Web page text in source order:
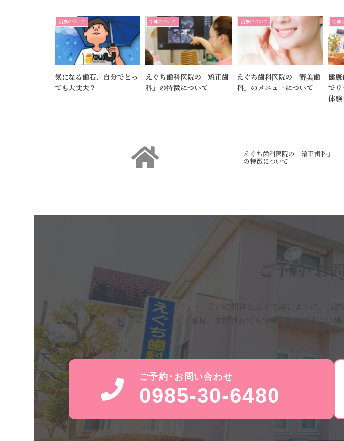
治療について
気になる歯石、自分でとっ
ても大丈夫？
治療について
えぐち歯科医院の「矯正歯
科」の特徴について
治療について
えぐち歯科医院の「審美歯
科」のメニューについて
治療
健康
でリ
体験
えぐち歯科医院の「矯正歯科」
の特徴について
ご予約･お
直接、来院されてもすぐに診療できない
ご予約･お問い合わせ
0985-30-6480